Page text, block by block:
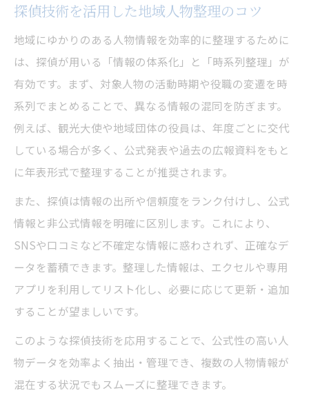
探偵技術を活用した地域人物整理のコツ
地域にゆかりのある人物情報を効率的に整理するために
は、探偵が用いる「情報の体系化」と「時系列整理」が
有効です。まず、対象人物の活動時期や役職の変遷を時
系列でまとめることで、異なる情報の混同を防ぎます。
例えば、観光大使や地域団体の役員は、年度ごとに交代
している場合が多く、公式発表や過去の広報資料をもと
に年表形式で整理することが推奨されます。
また、探偵は情報の出所や信頼度をランク付けし、公式
情報と非公式情報を明確に区別します。これにより、
SNSや口コミなど不確定な情報に惑わされず、正確なデ
ータを蓄積できます。整理した情報は、エクセルや専用
アプリを利用してリスト化し、必要に応じて更新・追加
することが望ましいです。
このような探偵技術を応用することで、公式性の高い人
物データを効率よく抽出・管理でき、複数の人物情報が
混在する状況でもスムーズに整理できます。